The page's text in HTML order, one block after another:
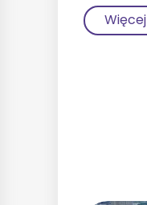
Więcej